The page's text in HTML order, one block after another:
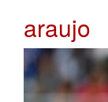
araujo